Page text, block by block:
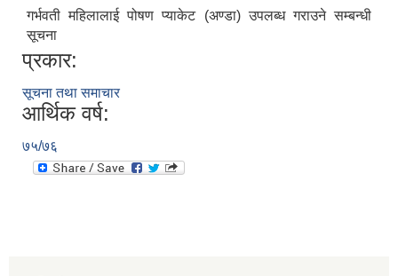
गर्भवती महिलालाई पोषण प्याकेट (अण्डा) उपलब्ध गराउने सम्बन्धी
सूचना
प्रकार:
सूचना तथा समाचार
आर्थिक वर्ष:
७५/७६